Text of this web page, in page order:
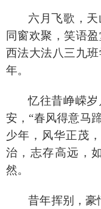
六月飞歌，天
同窗欢聚，笑语
西法大法八三九
年。
忆往昔峥嵘
安， “春风得意马
少年，风华正茂
治，志存高远，
然。
昔年挥别，豪